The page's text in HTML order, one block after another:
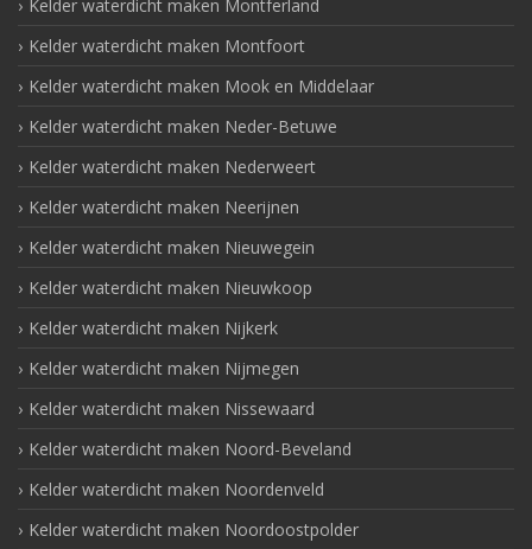
Kelder waterdicht maken Montferland
Kelder waterdicht maken Montfoort
Kelder waterdicht maken Mook en Middelaar
Kelder waterdicht maken Neder-Betuwe
Kelder waterdicht maken Nederweert
Kelder waterdicht maken Neerijnen
Kelder waterdicht maken Nieuwegein
Kelder waterdicht maken Nieuwkoop
Kelder waterdicht maken Nijkerk
Kelder waterdicht maken Nijmegen
Kelder waterdicht maken Nissewaard
Kelder waterdicht maken Noord-Beveland
Kelder waterdicht maken Noordenveld
Kelder waterdicht maken Noordoostpolder